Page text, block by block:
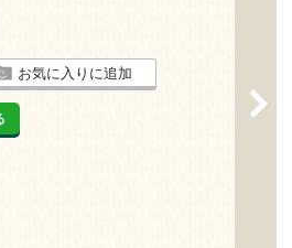
お気に入りに追加